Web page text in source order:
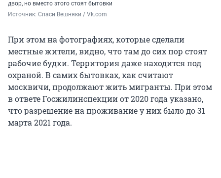
двор, но вместо этого стоят бытовки
Источник: Спаси Вешняки / Vk.com
При этом на фотографиях, которые сделали
местные жители, видно, что там до сих пор стоят
рабочие будки. Территория даже находится под
охраной. В самих бытовках, как считают
москвичи, продолжают жить мигранты. При этом
в ответе Госжилинспекции от 2020 года указано,
что разрешение на проживание у них было до 31
марта 2021 года.